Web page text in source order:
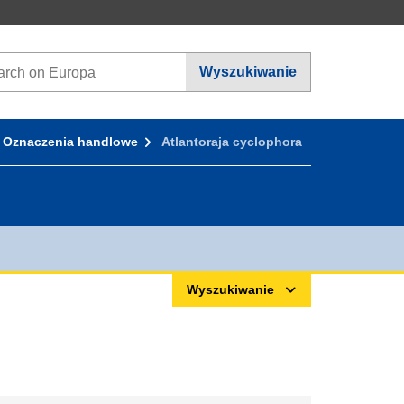
Wyszukiwanie
Oznaczenia handlowe Atlantoraja cyclophora
Wyszukiwanie